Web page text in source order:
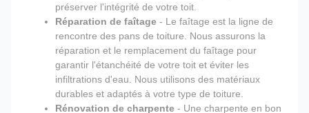
préserver l'intégrité de votre toit.
Réparation de faîtage - Le faîtage est la ligne de
rencontre des pans de toiture. Nous assurons la
réparation et le remplacement du faîtage pour
garantir l'étanchéité de votre toit et éviter les
infiltrations d'eau. Nous utilisons des matériaux
durables et adaptés à votre type de toiture.
Rénovation de charpente - Une charpente en bon